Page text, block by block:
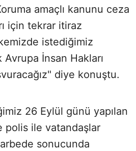
amaçlı kanunu ceza
için tekrar itiraz
istediğimiz
İnsan Hakları
diye konuştu.
26 Eylül günü yapılan
polis ile vatandaşlar
sonucunda